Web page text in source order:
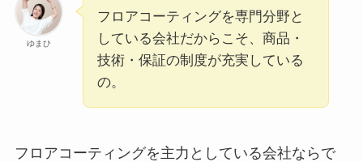
ゆまひ
フロアコーティングを専門分野と
している会社だからこそ、商品・
技術・保証の制度が充実している
の。
フロアコーティングを主力としている会社ならで